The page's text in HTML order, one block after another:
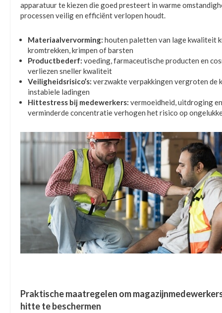
apparatuur te kiezen die goed presteert in warme
processen veilig en efficiënt verlopen houdt.
Materiaalvervorming: houten paletten van lage kwaliteit
kromtrekken, krimpen of barsten
Productbederf: voeding, farmaceutische producten en
verliezen sneller kwaliteit
Veiligheidsrisico’s: verzwakte verpakkingen vergroten de
instabiele ladingen
Hittestress bij medewerkers: vermoeidheid, uitdroging en
verminderde concentratie verhogen het risico op
Praktische maatregelen om
hitte te beschermen